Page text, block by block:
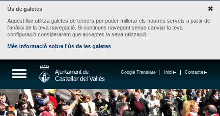
Ús de galetes
Aquest lloc utilitza galetes de tercers per poder millorar els nostres serveis a partir de
l'anàlisi de la teva navegació. Si continues navegant sense canviar la teva
configuració considerarem que acceptes la seva utilització.
Més informació sobre l'ús de les galetes
Contacte
Inici
Google Translate